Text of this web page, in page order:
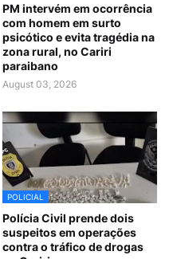
PM intervém em ocorrência
com homem em surto
psicótico e evita tragédia na
zona rural, no Cariri
paraibano
August 03, 2026
POLICIAL
Polícia Civil prende dois
suspeitos em operações
contra o tráfico de drogas